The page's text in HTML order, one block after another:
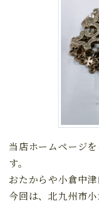
当店ホームページ
す。
おたからや小倉中津
今回は、北九州市